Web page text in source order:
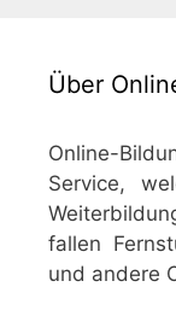
Über
Online-
Service,
fallen
und andere